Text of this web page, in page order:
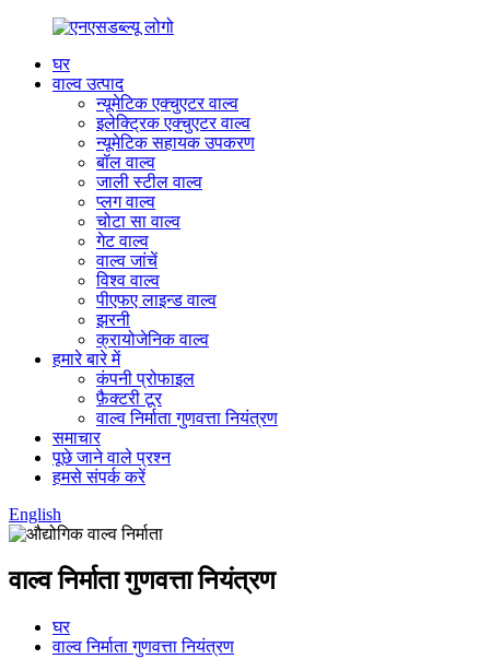
घर
वाल्व उत्पाद
न्यूमेटिक एक्चुएटर वाल्व
इलेक्ट्रिक एक्चुएटर वाल्व
न्यूमेटिक सहायक उपकरण
बॉल वाल्व
जाली स्टील वाल्व
प्लग वाल्व
चोटा सा वाल्व
गेट वाल्व
वाल्व जांचें
विश्व वाल्व
पीएफए ​​लाइन्ड वाल्व
झरनी
क्रायोजेनिक वाल्व
हमारे बारे में
कंपनी प्रोफाइल
फ़ैक्टरी टूर
वाल्व निर्माता गुणवत्ता नियंत्रण
समाचार
पूछे जाने वाले प्रश्न
हमसे संपर्क करें
English
वाल्व निर्माता गुणवत्ता नियंत्रण
घर
वाल्व निर्माता गुणवत्ता नियंत्रण